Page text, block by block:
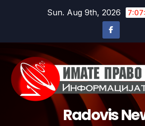
Sun. Aug 9th, 2026
Radovis